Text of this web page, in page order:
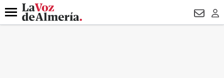
DESTACADO
Menú